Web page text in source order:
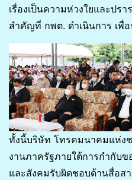
เรื่องเป็นความห่วงใยและปร
สำคัญที่ กพต. ดำเนินการ เพื่
ทั้งนี้บริษัท โทรคมนาคมแห่ง
งานภาครัฐภายใต้การกำกับข
และสังคมรับผิดชอบด้านสื่อส